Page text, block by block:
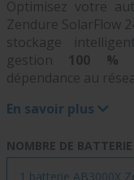
Optimisez votre
Zendure SolarFlow
stockage
gestion 100 %
dépendance au
En savoir plus
NOMBRE DE